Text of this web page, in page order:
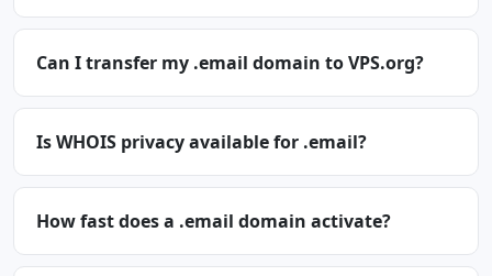
Can I transfer my .email domain to VPS.org?
Is WHOIS privacy available for .email?
How fast does a .email domain activate?